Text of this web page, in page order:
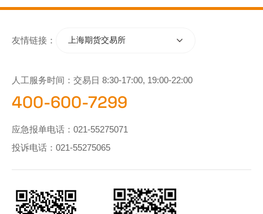
友情链接： 上海期货交易所
人工服务时间：交易日 8:30-17:00, 19:00-22:00
400-600-7299
应急报单电话： 021-55275071
投诉电话： 021-55275065